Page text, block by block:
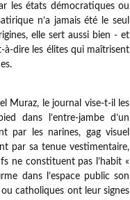
les états démocratiques ou
n’a jamais été le seul
elle sert aussi bien - et
à-dire les élites qui maîtrisent
Muraz, le journal vise-t-il les
dans l’entre-jambe d’un
par les narines, gag visuel
par sa tenue vestimentaire,
ne constituent pas l’habit «
dans l’espace public son
catholiques ont leur signes